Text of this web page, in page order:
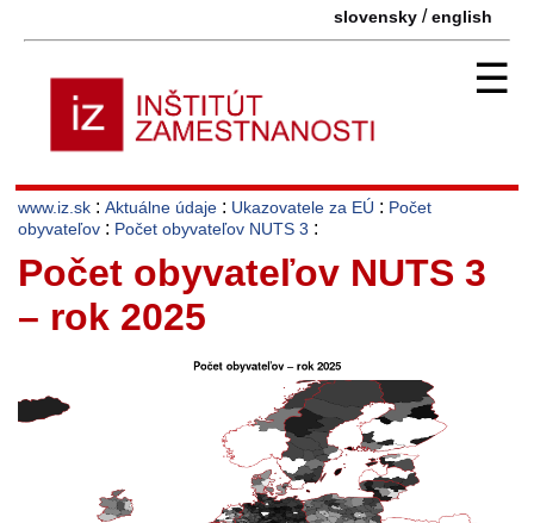
slovensky /english
☰
www.iz.sk : Aktuálne údaje : Ukazovatele za EÚ : Počet
obyvateľov : Počet obyvateľov NUTS 3 :
Počet obyvateľov NUTS 3
– rok 2025